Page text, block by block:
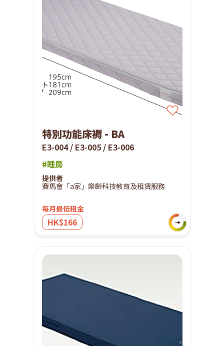
特別功能床褥 - BA
E3-004 / E3-005 / E3-006
#睡房
提供者
賽馬會「a家」樂齡科技教育及租賃服務
每月最低租金
HK$166